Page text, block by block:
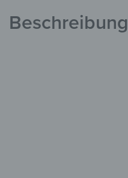
Beschreibung